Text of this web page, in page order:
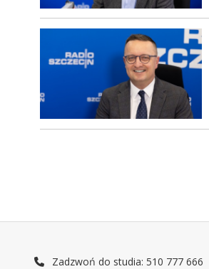
Zadzwoń do studia: 510 777 666